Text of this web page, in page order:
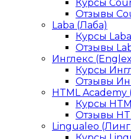
Курсы
Отзывы
Laba (Лаба)
Курсы
Отзывы
Инглекс
Курсы
Отзывы
HTML
Курсы
Отзывы
Lingualeo